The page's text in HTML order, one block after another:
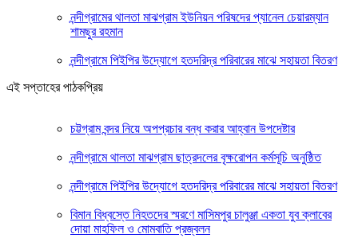
নন্দীগ্রামের থালতা মাঝগ্রাম ইউনিয়ন পরিষদের প্যানেল চেয়ারম্যান
শামছুর রহমান
নন্দীগ্রামে পিইপির উদ্যোগে হতদরিদ্র পরিবারের মাঝে সহায়তা বিতরণ
এই সপ্তাহের পাঠকপ্রিয়
চট্টগ্রাম বন্দর নিয়ে অপপ্রচার বন্ধ করার আহ্বান উপদেষ্টার
নন্দীগ্রামে থালতা মাঝগ্রাম ছাত্রদলের বৃক্ষরোপন কর্মসূচি অনুষ্ঠিত
নন্দীগ্রামে পিইপির উদ্যোগে হতদরিদ্র পরিবারের মাঝে সহায়তা বিতরণ
বিমান বিধ্বস্তে নিহতদের স্মরণে মাসিমপুর চালুঞ্জা একতা যুব ক্লাবের
দোয়া মাহফিল ও মোমবাতি প্রজ্বলন